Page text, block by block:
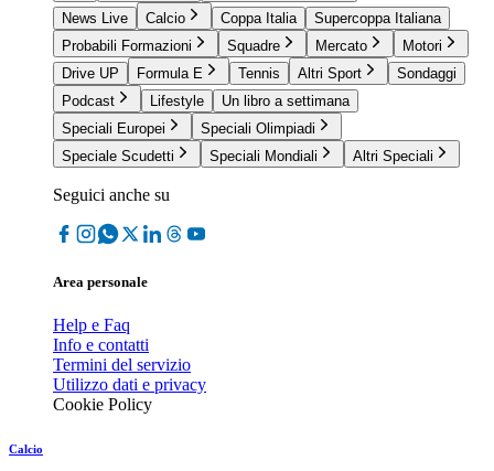
News Live
Calcio Coppa Italia
Supercoppa Italiana
Probabili Formazioni
Squadre Mercato
Motori
Drive UP
Formula E Tennis Altri Sport
Sondaggi
Podcast
Lifestyle
Un libro a settimana
Speciali Europei
Speciali Olimpiadi
Speciale Scudetti
Speciali Mondiali Altri Speciali
Seguici anche su
Area personale
Help e Faq
Info e contatti
Termini del servizio
Utilizzo dati e privacy
Cookie Policy
Calcio